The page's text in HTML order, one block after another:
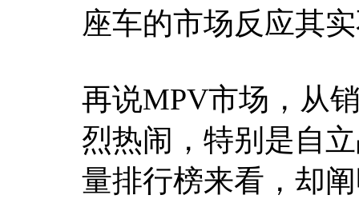
座车的市场反应其
再说MPV市场，从
烈热闹，特别是自
量排行榜来看，却